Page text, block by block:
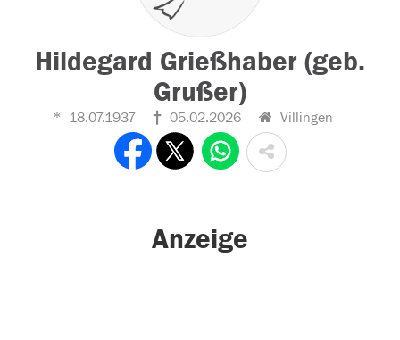
Hildegard Grießhaber (geb.
Grußer)
18.07.1937 05.02.2026 Villingen
Anzeige